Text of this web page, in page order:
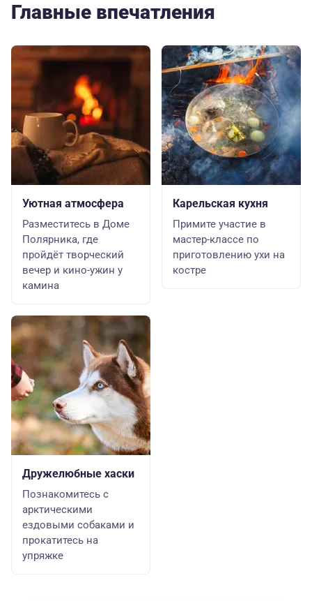
Главные впечатления
Уютная атмосфера
Разместитесь в Доме
Полярника, где
пройдёт творческий
вечер и кино-ужин у
камина
Дружелюбные хаски
Познакомитесь с
арктическими
ездовыми собаками и
прокатитесь на
упряжке
Карельская кухня
Примите участие в
мастер-классе по
приготовлению ухи на
костре